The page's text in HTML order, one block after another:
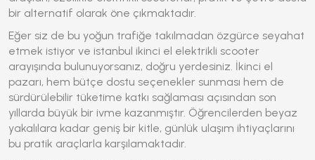
bir alternatif olarak öne çıkmaktadır.
Eğer siz de bu yoğun trafiğe takılmadan özgürce seyahat
etmek istiyor ve istanbul ikinci el elektrikli scooter
arayışında bulunuyorsanız, doğru yerdesiniz. İkinci el
pazarı, hem bütçe dostu seçenekler sunması hem de
sürdürülebilir tüketime katkı sağlaması açısından son
yıllarda büyük bir ivme kazanmıştır. Öğrencilerden beyaz
yakalılara kadar geniş bir kitle, günlük ulaşım ihtiyaçlarını
bu pratik araçlarla karşılamaktadır.